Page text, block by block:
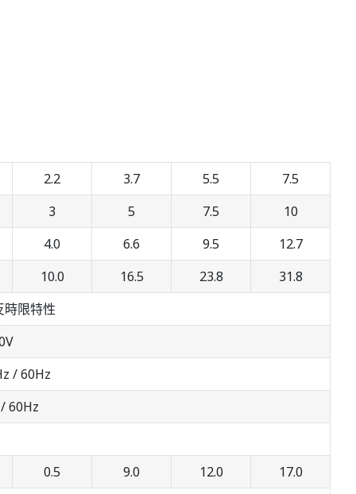
2.2 3.7 5.5
7.5
3
5 7.5
10
4.0
6.6 9.5
12.7
10.0
16.5 23.8
31.8
時限特性
/ 60Hz
60Hz
0.5 9.0 12.0
17.0